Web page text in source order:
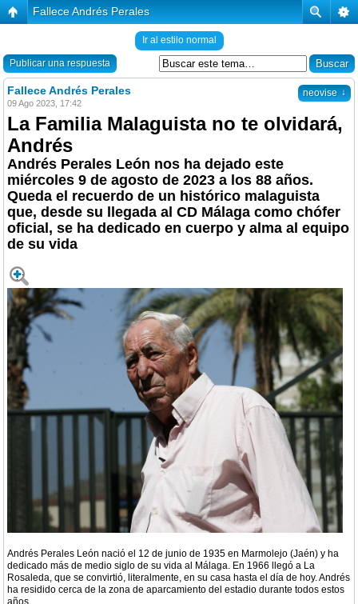
Fallece Andrés Perales
Ir al estilo normal
Publicar una respuesta
neovise ↓
Fallece Andrés Perales
09 Ago 2023, 17:42
La Familia Malaguista no te olvidará,
Andrés
Andrés Perales León nos ha dejado este
miércoles 9 de agosto de 2023 a los 88 años.
Queda el recuerdo de un histórico malaguista
que, desde su llegada al CD Málaga como chófer
oficial, se ha dedicado en cuerpo y alma al equipo
de su vida
Andrés Perales León nació el 12 de junio de 1935 en Marmolejo (Jaén) y ha
dedicado más de medio siglo de su vida al Málaga. En 1966 llegó a La
Rosaleda, que se convirtió, literalmente, en su casa hasta el día de hoy. Andrés
ha residido cerca de la zona de aparcamiento del estadio durante todos estos
años.